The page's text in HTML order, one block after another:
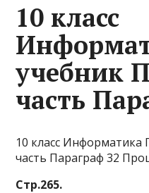
10 класс
учебник
часть
10 класс Информатика
часть Параграф 32
Стр.265.